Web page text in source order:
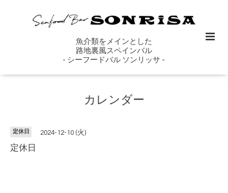
魚介類をメインとした
路地裏風スペインバル
- シーフードバル ソンリッサ -
カレンダー
定休日 2024-12-10 (火)
定休日